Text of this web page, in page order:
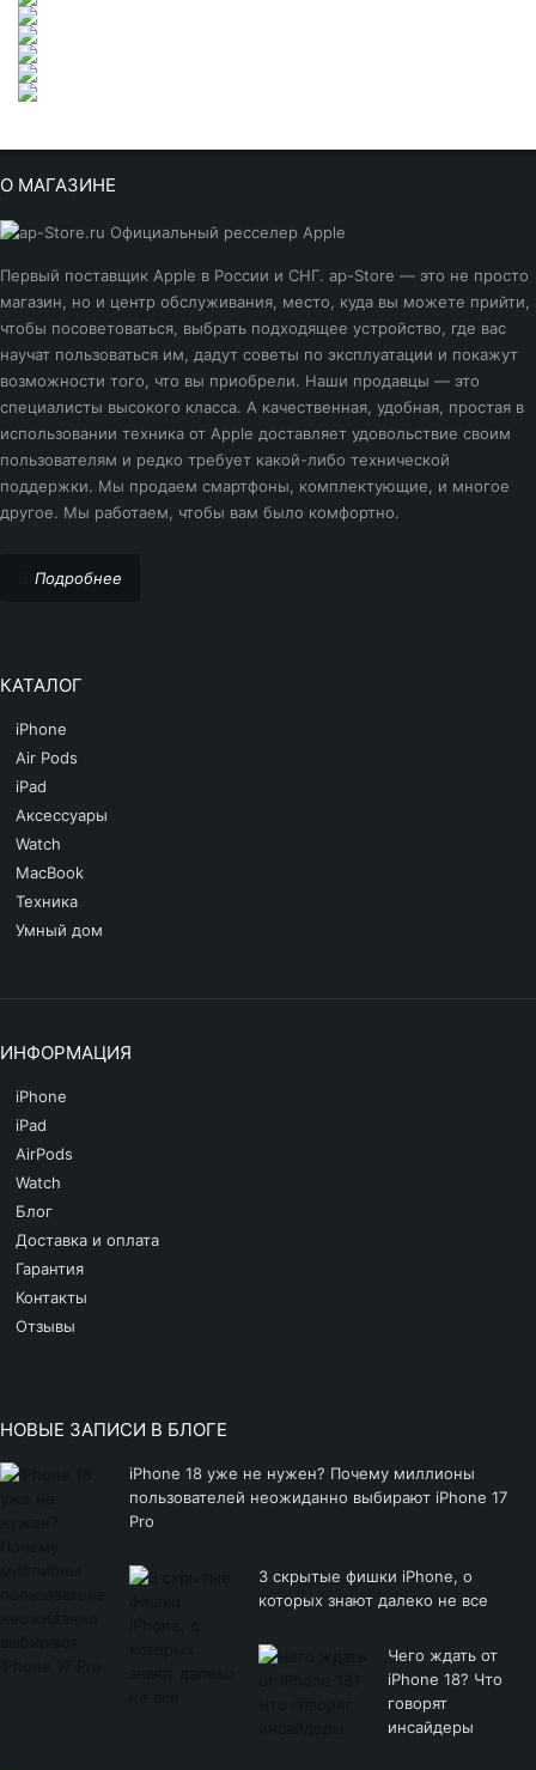
О МАГАЗИНЕ
Первый поставщик Apple в России и СНГ. ap-Store — это не просто
магазин, но и центр обслуживания, место, куда вы можете прийти,
чтобы посоветоваться, выбрать подходящее устройство, где вас
научат пользоваться им, дадут советы по эксплуатации и покажут
возможности того, что вы приобрели. Наши продавцы — это
специалисты высокого класса. А качественная, удобная, простая в
использовании техника от Apple доставляет удовольствие своим
пользователям и редко требует какой-либо технической
поддержки. Мы продаем смартфоны, комплектующие, и многое
другое. Мы работаем, чтобы вам было комфортно.
Подробнее
КАТАЛОГ
iPhone
Air Pods
iPad
Аксессуары
Watch
MacBook
Техника
Умный дом
ИНФОРМАЦИЯ
iPhone
iPad
AirPods
Watch
Блог
Доставка и оплата
Гарантия
Контакты
Отзывы
НОВЫЕ ЗАПИСИ В БЛОГЕ
iPhone 18 уже не нужен? Почему миллионы
пользователей неожиданно выбирают iPhone 17
Pro
3 скрытые фишки iPhone, о
которых знают далеко не все
Чего ждать от
iPhone 18? Что
говорят
инсайдеры